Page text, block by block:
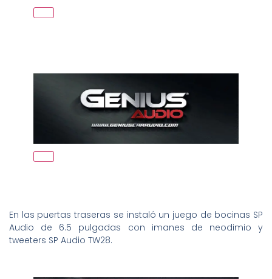
En las puertas traseras se instaló un juego de bocinas SP
Audio de 6.5 pulgadas con imanes de neodimio y
tweeters SP Audio TW28.